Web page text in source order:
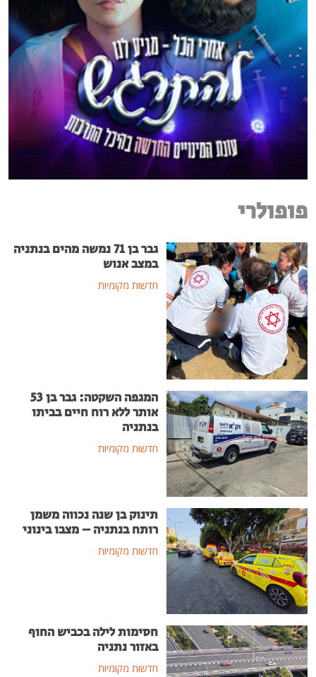
פופולרי
גבר בן 71 נמשה מהים בנתניה
במצב אנוש
חדשות מקומיות
המגפה השקטה: גבר בן 53
אותר ללא רוח חיים בביתו
בנתניה
חדשות מקומיות
תינוק בן שנה נכווה משמן
רותח בנתניה – מצבו בינוני
חדשות מקומיות
חסימות לילה בכביש החוף
באזור נתניה
חדשות מקומיות